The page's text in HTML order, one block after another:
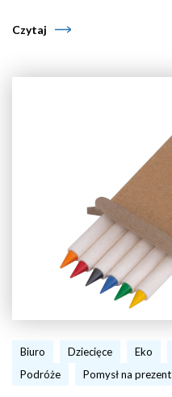
Czytaj
Biuro Dziecięce Eko
Podróże
Pomysł na prezent